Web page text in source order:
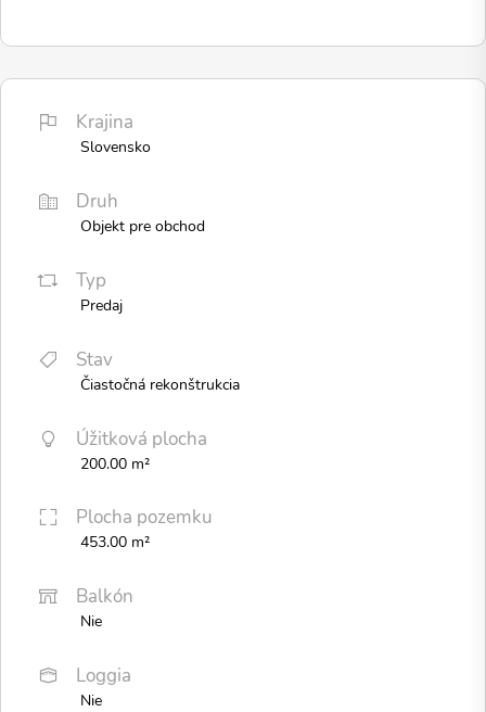
Krajina
Slovensko
Druh
Objekt pre obchod
Typ
Predaj
Stav
Čiastočná rekonštrukcia
Úžitková plocha
200.00 m²
Plocha pozemku
453.00 m²
Balkón
Nie
Loggia
Nie